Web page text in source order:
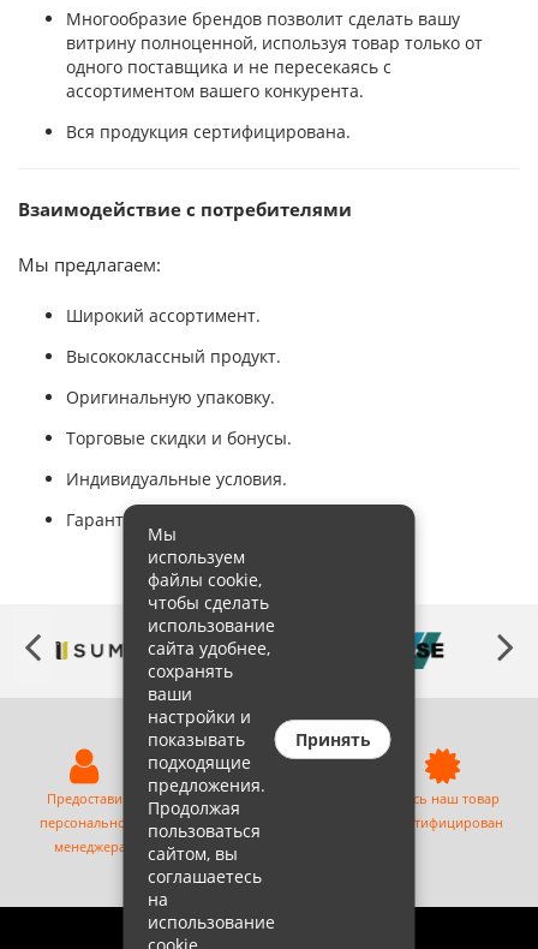
Мы
используем
файлы cookie,
чтобы сделать
использование
сайта удобнее,
сохранять
ваши
настройки и
показывать
подходящие
предложения.
Продолжая
пользоваться
сайтом, вы
соглашаетесь
на
использование
Принять
Многообразие брендов позволит сделать вашу
витрину полноценной, используя товар только от
одного поставщика и не пересекаясь с
ассортиментом вашего конкурента.
Вся продукция сертифицирована.
Взаимодействие с потребителями
Мы предлагаем:
Широкий ассортимент.
Высококлассный продукт.
Оригинальную упаковку.
Торговые скидки и бонусы.
Индивидуальные условия.
Гарантийную замену в любом магазине.
Предоставим
персонального
менеджера
Доставим товар по
Весь наш товар
сертифицирован